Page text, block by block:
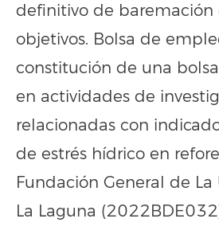
definitivo de baremación
objetivos. Bolsa de
constitución de una
en actividades de
relacionadas con
de estrés hídrico en
Fundación General de
La Laguna